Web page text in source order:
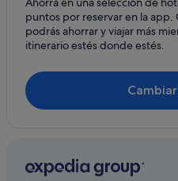
puntos por reservar en la app.
podrás ahorrar y viajar más
itinerario estés donde estés.